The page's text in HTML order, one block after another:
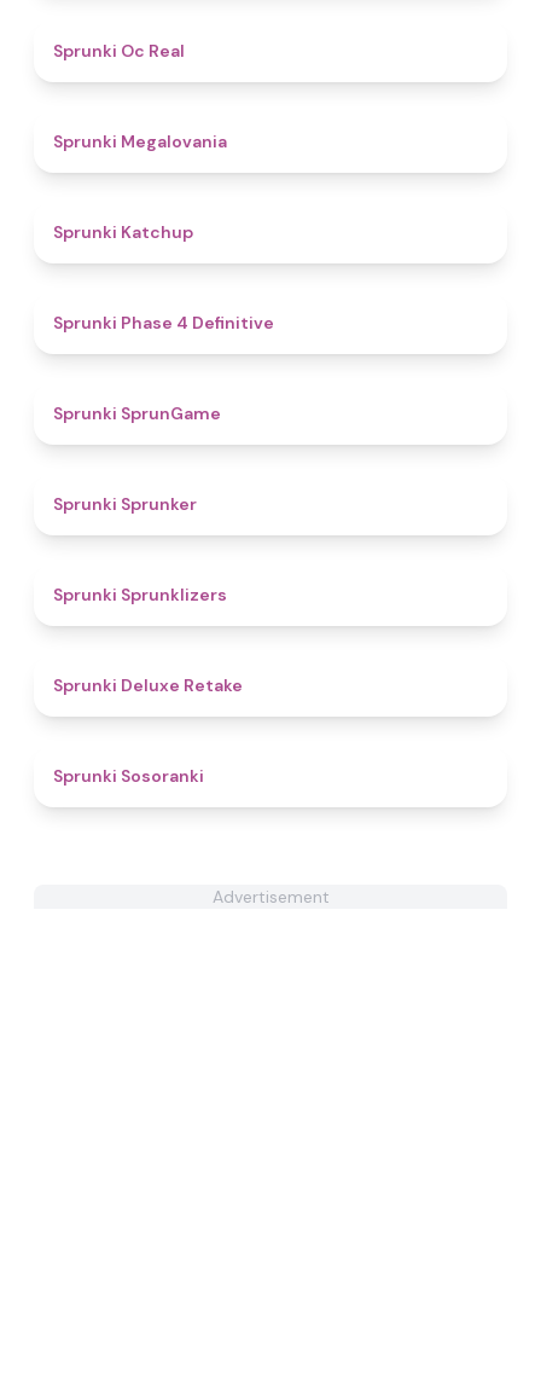
Sprunki Oc Real
Sprunki Megalovania
Sprunki Katchup
Sprunki Phase 4 Definitive
Sprunki SprunGame
Sprunki Sprunker
Sprunki Sprunklizers
Sprunki Deluxe Retake
Sprunki Sosoranki
Advertisement